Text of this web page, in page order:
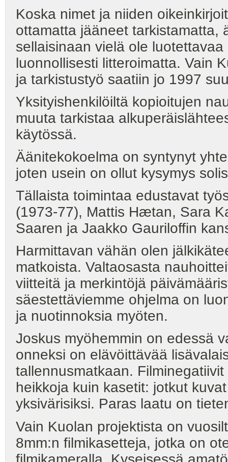
Koska nimet ja niiden
ottamatta jääneet tarkistamatta,
sellaisinaan vielä ole
luonnollisesti litteroimatta. Vain
ja tarkistustyö saatiin jo 1997
Yksityishenkilöiltä kopioitujen
muuta tarkistaa
käytössä.
Äänitekokoelma on syntynyt
joten usein on ollut kysymys
Tällaista toimintaa edustavat
(1973-77), Mattis Hætan, Sara
Saaren ja Jaakko Gauriloffin
Harmittavan vähän olen
matkoista. Valtaosasta
viitteitä ja merkintöjä
säestettäviemme ohjelma on
ja nuotinnoksia myöten.
Joskus myöhemmin on edessä
onneksi on elävöittävää
tallennusmatkaan.
heikkoja kuin kasetit: jotkut
yksivärisiksi. Paras laatu on
Vain Kuolan projektista on
8mm:n filmikasetteja, jotka on